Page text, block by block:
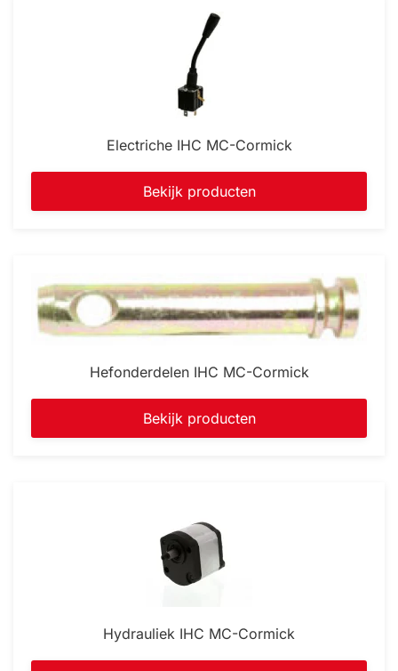
Electriche IHC MC-Cormick
Bekijk producten
Hefonderdelen IHC MC-Cormick
Bekijk producten
Hydrauliek IHC MC-Cormick